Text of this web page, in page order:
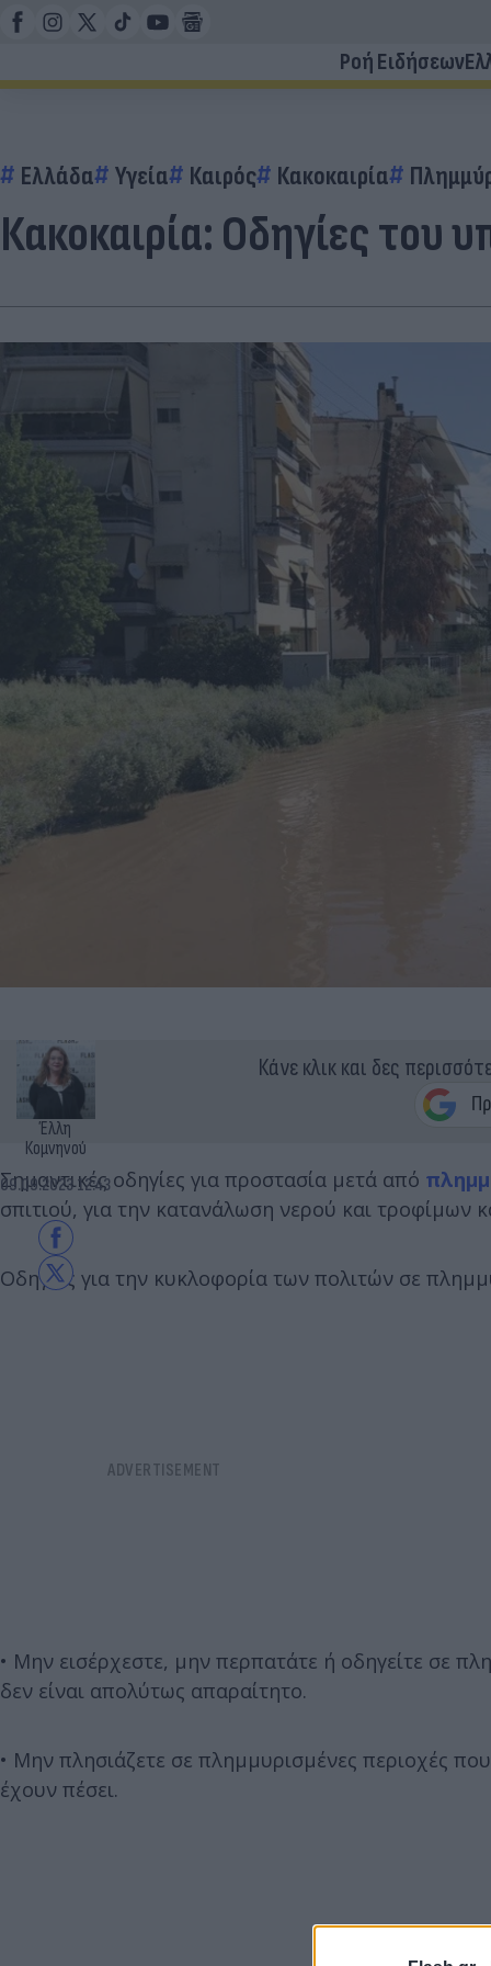
Ροή Ειδήσεων
Ελλάδα Υγεία Καιρός Κακοκαιρία
Κακοκαιρία: Οδηγίες του
Έλλη
Κομνηνού
09.09.2023 12:43
Κάνε κλικ και δες
Σημαντικές οδηγίες για προστασία μετά από
σπιτιού, για την κατανάλωση νερού και τροφίμων
Οδηγίες για την κυκλοφορία των πολιτών σε
• Μην εισέρχεστε, μην περπατάτε ή οδηγείτε σε
δεν είναι απολύτως απαραίτητο.
• Μην πλησιάζετε σε πλημμυρισμένες περιοχές
έχουν πέσει.